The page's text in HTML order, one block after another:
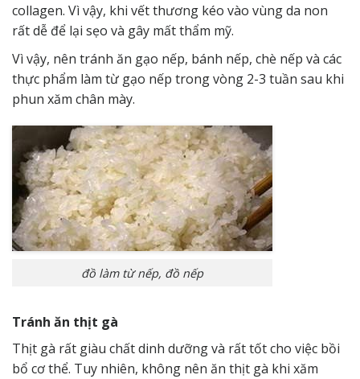
collagen. Vì vậy, khi vết thương kéo vào vùng da non
rất dễ để lại sẹo và gây mất thẩm mỹ.
Vì vậy, nên tránh ăn gạo nếp, bánh nếp, chè nếp và các
thực phẩm làm từ gạo nếp trong vòng 2-3 tuần sau khi
phun xăm chân mày.
đồ làm từ nếp, đồ nếp
Tránh ăn thịt gà
Thịt gà rất giàu chất dinh dưỡng và rất tốt cho việc bồi
bổ cơ thể. Tuy nhiên, không nên ăn thịt gà khi xăm